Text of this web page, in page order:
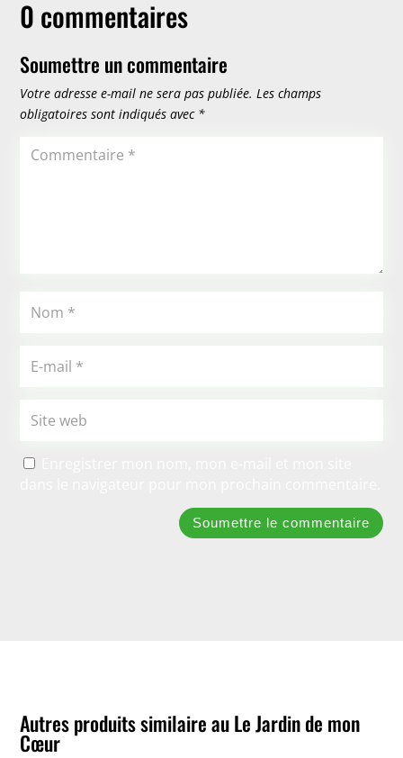
0 commentaires
Soumettre un commentaire
Votre adresse e-mail ne sera pas publiée. Les champs
obligatoires sont indiqués avec *
Soumettre le commentaire
Autres produits similaire au Le Jardin de mon
Cœur